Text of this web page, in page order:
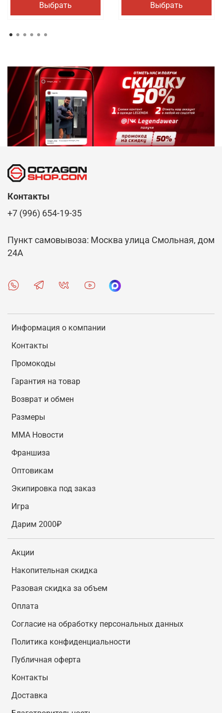
Выбрать Выбрать
Информация о компании
Контакты
Промокоды
Гарантия на товар
Возврат и обмен
Размеры
MMA Новости
Франшиза
Оптовикам
Экипировка под заказ
Игра
Дарим 2000₽
Акции
Накопительная скидка
Разовая скидка за объем
Оплата
Согласие на обработку персональных данных
Политика конфиденциальности
Публичная оферта
Контакты
Доставка
Контакты
+7 (996) 654-19-35
Пункт самовывоза: Москва улица Смольная, дом
24А